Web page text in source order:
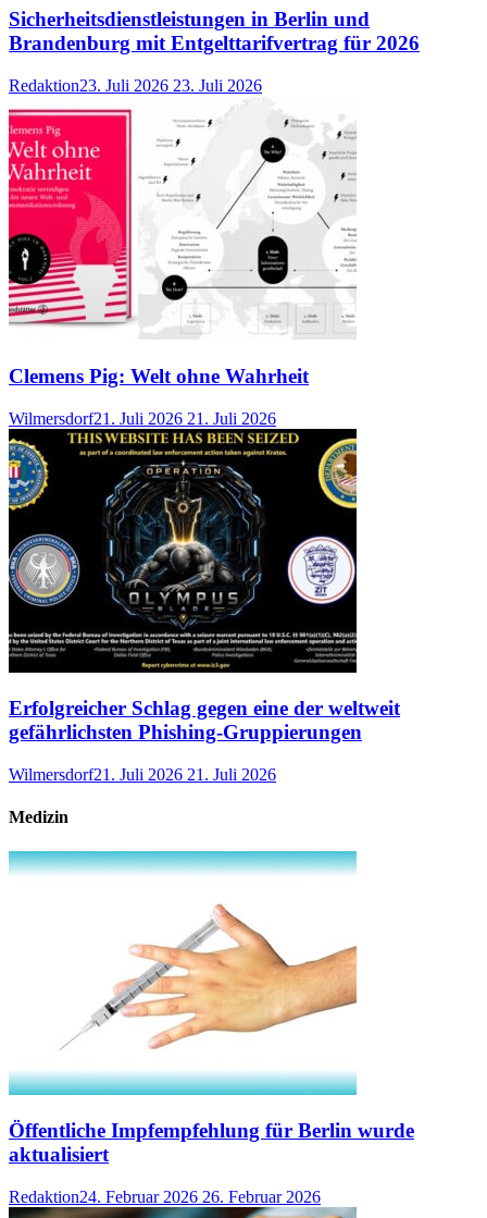
Sicherheitsdienstleistungen in Berlin und
Brandenburg mit Entgelttarifvertrag für 2026
Redaktion23. Juli 2026 23. Juli 2026
Clemens Pig: Welt ohne Wahrheit
Wilmersdorf21. Juli 2026 21. Juli 2026
Erfolgreicher Schlag gegen eine der weltweit
gefährlichsten Phishing-Gruppierungen
Wilmersdorf21. Juli 2026 21. Juli 2026
Medizin
Öffentliche Impfempfehlung für Berlin wurde
aktualisiert
Redaktion24. Februar 2026 26. Februar 2026